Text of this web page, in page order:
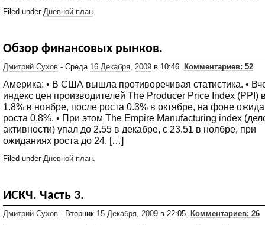
Filed under Дневной план.
Обзор финансовых рынков.
Дмитрий Сухов - Среда 16 Декабря 2009 в 10:46. Комментариев: 52
Америка: • В США вышла противоречивая статистика. •
индекс цен производителей The Producer Price Index (PPI)
1.8% в ноябре, после роста 0.3% в октябре, на фоне
роста 0.8%. • При этом The Empire Manufacturing index
активности) упал до 2.55 в декабре, с 23.51 в ноябре, при
ожиданиях роста до 24. […]
Filed under Дневной план.
ИСКЧ. Часть 3.
Дмитрий Сухов - Вторник 15 Декабря 2009 в 22:05. Комментариев: 26